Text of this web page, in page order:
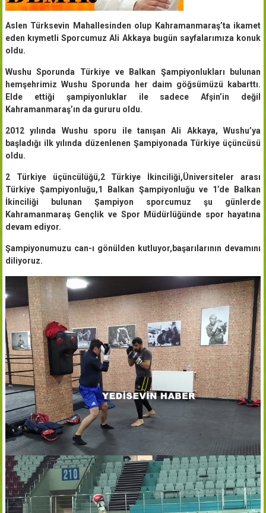
Aslen Türksevin Mahallesinden olup Kahramanmaraş’ta ikamet
eden kıymetli Sporcumuz Ali Akkaya bugün sayfalarımıza konuk
oldu.
Wushu Sporunda Türkiye ve Balkan Şampiyonlukları bulunan
hemşehrimiz Wushu Sporunda her daim göğsümüzü kabarttı.
Elde ettiği şampiyonluklar ile sadece Afşin’in değil
Kahramanmaraş’ın da gururu oldu.
2012 yılında Wushu sporu ile tanışan Ali Akkaya, Wushu’ya
başladığı ilk yılında düzenlenen Şampiyonada Türkiye üçüncüsü
oldu.
2 Türkiye üçüncülüğü,2 Türkiye İkinciliği,Üniversiteler arası
Türkiye Şampiyonluğu,1 Balkan Şampiyonluğu ve 1’de Balkan
İkinciliği bulunan Şampiyon sporcumuz şu günlerde
Kahramanmaraş Gençlik ve Spor Müdürlüğünde spor hayatına
devam ediyor.
Şampiyonumuzu can-ı gönülden kutluyor,başarılarının devamını
diliyoruz.